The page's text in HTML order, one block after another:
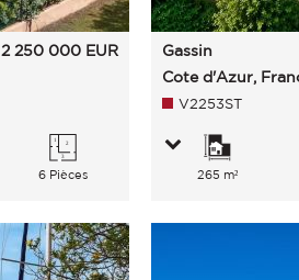
2 250 000 EUR
6 Pièces
Gassin
Cote d'Azur,
V2253ST
265 m²